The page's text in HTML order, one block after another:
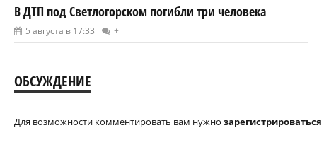
В ДТП под Светлогорском погибли три человека
5 августа в 17:33 +
ОБСУЖДЕНИЕ
Для возможности комментировать вам нужно зарегистрироваться